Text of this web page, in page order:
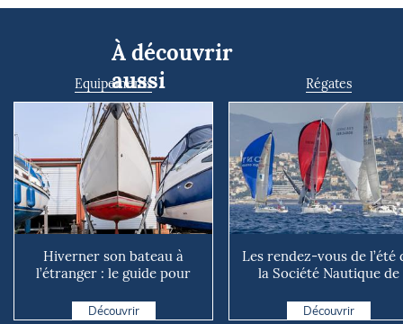
À découvrir
aussi
Equipements
Hiverner son bateau à
l’étranger : le guide pour
Découvrir
Régates
Les rendez-vous de l’été
la Société Nautique de
Découvrir